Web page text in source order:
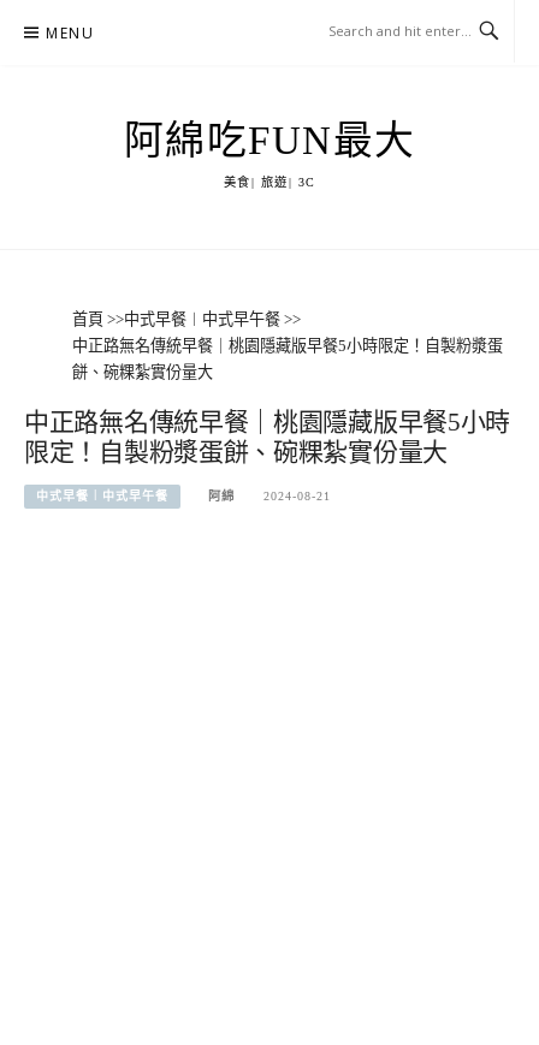
MENU
阿綿吃FUN最大
美食| 旅遊| 3C
首頁 >>中式早餐︱中式早午餐 >>
中正路無名傳統早餐｜桃園隱藏版早餐5小時限定！自製粉漿蛋
餅、碗粿紮實份量大
中正路無名傳統早餐｜桃園隱藏版早餐5小時
限定！自製粉漿蛋餅、碗粿紮實份量大
中式早餐︱中式早午餐 阿綿 2024-08-21